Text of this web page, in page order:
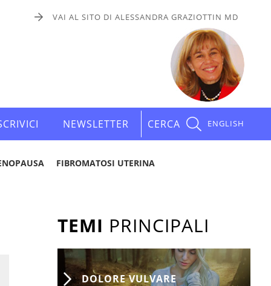
VAI AL SITO DI ALESSANDRA GRAZIOTTIN MD
NEWSLETTER CERCA ENGLISH
FIBROMATOSI UTERINA
TEMI PRINCIPALI
DOLORE VULVARE